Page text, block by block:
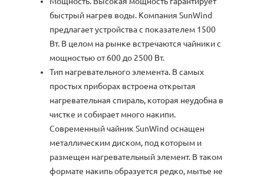
быстрый нагрев воды. Компания SunWind
предлагает устройства с показателем 1500
Вт. В целом на рынке встречаются чайники с
мощностью от 600 до 2500 Вт.
Тип нагревательного элемента. В самых
простых приборах встроена открытая
нагревательная спираль, которая неудобна в
чистке и собирает много накипи.
Современный чайник SunWind оснащен
металлическим диском, под которым и
размещен нагревательный элемент. В таком
формате накипь образуется редко, мытье не